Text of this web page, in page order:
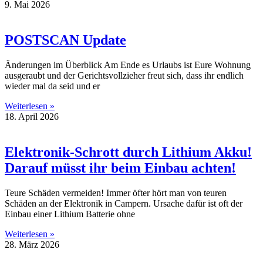
9. Mai 2026
POSTSCAN Update
Änderungen im Überblick Am Ende es Urlaubs ist Eure Wohnung
ausgeraubt und der Gerichtsvollzieher freut sich, dass ihr endlich
wieder mal da seid und er
Weiterlesen »
18. April 2026
Elektronik-Schrott durch Lithium Akku!
Darauf müsst ihr beim Einbau achten!
Teure Schäden vermeiden! Immer öfter hört man von teuren
Schäden an der Elektronik in Campern. Ursache dafür ist oft der
Einbau einer Lithium Batterie ohne
Weiterlesen »
28. März 2026